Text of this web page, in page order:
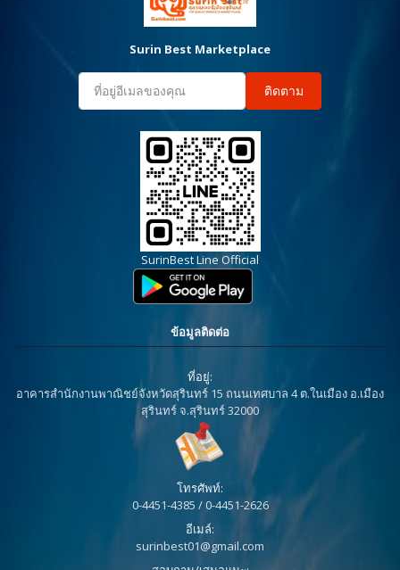
Surin Best Marketplace
ติดตาม
SurinBest Line Official
ข้อมูลติดต่อ
ที่อยู่:
อาคารสำนักงานพาณิชย์จังหวัดสุรินทร์ 15 ถนนเทศบาล 4 ต.ในเมือง อ.เมือง
สุรินทร์ จ.สุรินทร์ 32000
โทรศัพท์:
0-4451-4385 / 0-4451-2626
อีเมล์:
surinbest01@gmail.com